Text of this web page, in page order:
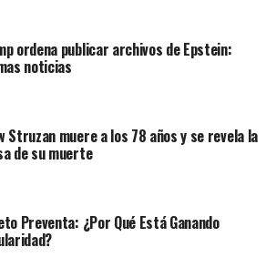
ordena publicar archivos de Epstein:
noticias
Struzan muere a los 78 años y se revela la
de su muerte
Preventa: ¿Por Qué Está Ganando